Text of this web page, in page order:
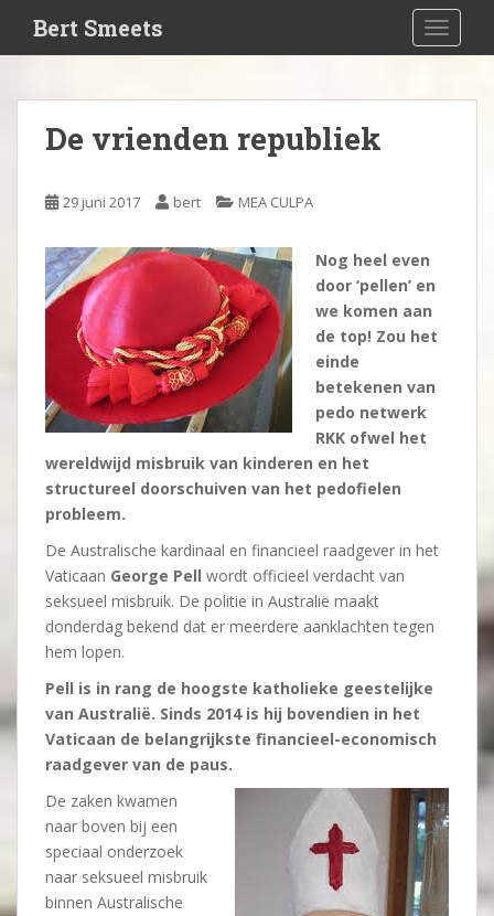
i
Bert Smeets
De vrienden republiek
29 juni 2017 bert MEA CULPA
Nog heel even
door ‘pellen’ en
we komen aan
de top! Zou het
einde
betekenen van
pedo netwerk
RKK ofwel het
wereldwijd misbruik van kinderen en het
structureel doorschuiven van het pedofielen
probleem.
De Australische kardinaal en financieel raadgever in het
Vaticaan George Pell wordt officieel verdacht van
seksueel misbruik. De politie in Australië maakt
donderdag bekend dat er meerdere aanklachten tegen
hem lopen.
Pell is in rang de hoogste katholieke geestelijke
van Australië. Sinds 2014 is hij bovendien in het
Vaticaan de belangrijkste financieel-economisch
raadgever van de paus.
De zaken kwamen
naar boven bij een
speciaal onderzoek
naar seksueel misbruik
binnen Australische